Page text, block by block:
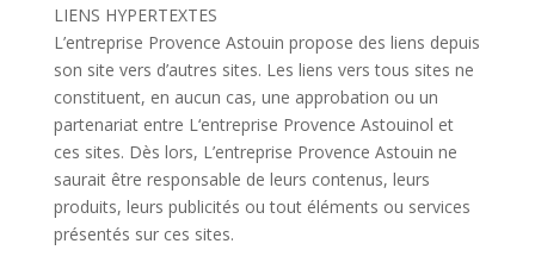
LIENS HYPERTEXTES
L’entreprise Provence Astouin propose des liens depuis
son site vers d’autres sites. Les liens vers tous sites ne
constituent, en aucun cas, une approbation ou un
partenariat entre L‘entreprise Provence Astouinol et
ces sites. Dès lors, L’entreprise Provence Astouin ne
saurait être responsable de leurs contenus, leurs
produits, leurs publicités ou tout éléments ou services
présentés sur ces sites.